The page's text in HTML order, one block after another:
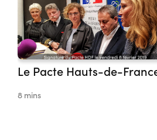
Le Pacte Hauts-de-
8 mins